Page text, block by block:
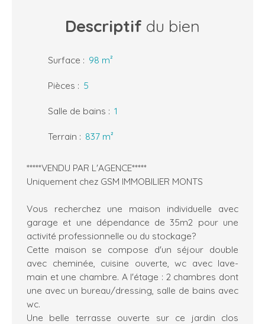
Descriptif du bien
Surface : 98 m²
Pièces : 5
Salle de bains : 1
Terrain : 837 m²
*****VENDU PAR L'AGENCE*****
Uniquement chez GSM IMMOBILIER MONTS
Vous recherchez une maison individuelle avec
garage et une dépendance de 35m2 pour une
activité professionnelle ou du stockage?
Cette maison se compose d'un séjour double
avec cheminée, cuisine ouverte, wc avec lave-
main et une chambre. A l'étage : 2 chambres dont
une avec un bureau/dressing, salle de bains avec
wc.
Une belle terrasse ouverte sur ce jardin clos